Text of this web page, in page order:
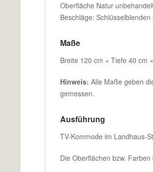
Oberfläche Natur
Beschläge: Schlüsselblenden
Maße
Breite 120 cm × Tiefe 40 cm
Hinweis: Alle Maße geben
gemessen.
Ausführung
TV-Kommode im Landhaus-
Die Oberflächen bzw.